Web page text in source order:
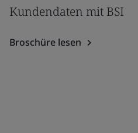
Kundendaten mit BSI
Broschüre lesen